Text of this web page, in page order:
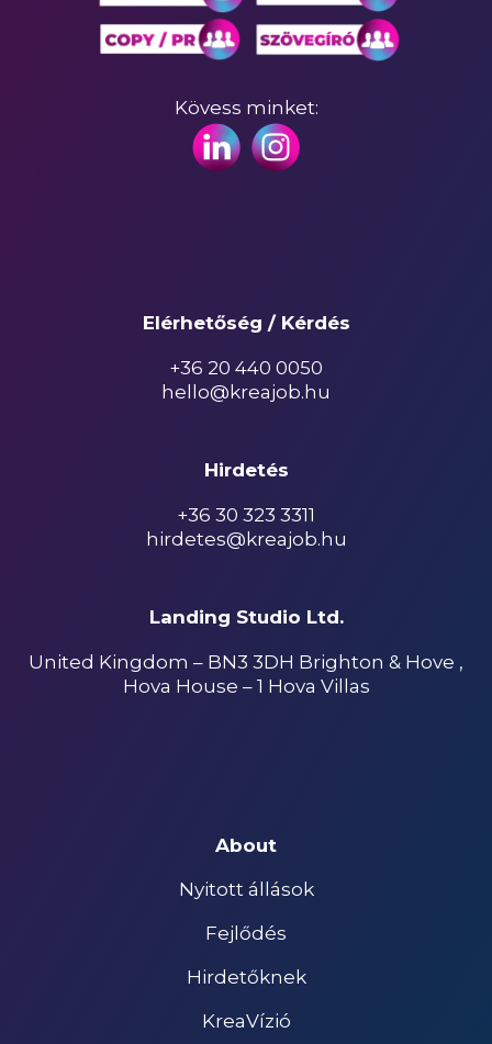
Kövess minket:
Elérhetőség / Kérdés
+36 20 440 0050
hello@kreajob.hu
Hirdetés
+36 30 323 3311
hirdetes@kreajob.hu
Landing Studio Ltd.
United Kingdom – BN3 3DH Brighton & Hove ,
Hova House – 1 Hova Villas
About
Nyitott állások
Fejlődés
Hirdetőknek
KreaVízió